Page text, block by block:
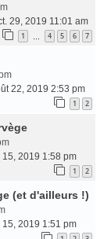
29, 2019 11:01 am
1 … 4 5 6 7
22, 2019 2:53 pm
1 2
15, 2019 1:58 pm
1 2
(et d'ailleurs !)
15, 2019 1:51 pm